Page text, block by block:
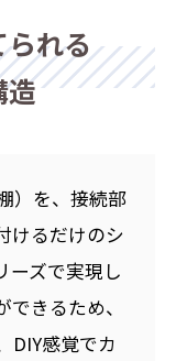
れる
造
）を、接続部
けるだけのシ
ーズで実現し
きるため、
DIY感覚でカ